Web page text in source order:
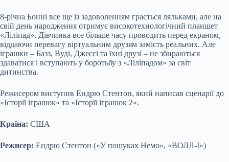
8-річна Бонні все ще із задоволенням грається ляльками, але на
свій день народження отримує високотехнологічний планшет
«Ліліпад». Дівчинка все більше часу проводить перед екраном,
віддаючи перевагу віртуальним друзям замість реальних. Але
іграшки – Базз, Вуді, Джессі та їхні друзі – не збираються
здаватися і вступають у боротьбу з «Ліліпадом» за світ
дитинства.
Режисером виступив Ендрю Стентон, який написав сценарії до
«Історії іграшок» та «Історії іграшок 2».
Країна: США
Режисер: Ендрю Стентон («У пошуках Немо», «ВОЛЛ-І»)